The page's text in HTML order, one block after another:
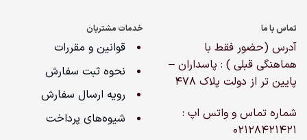
تماس با ما
آدرس (حضور فقط با
هماهنگی قبلی ) : پاسداران –
پایین تر از دولت پلاک ۴۷۸
شماره تماس و واتس اپ :
02128421421
خدمات مشتریان
قوانین و مقررات
نحوه ثبت سفارش
رویه ارسال سفارش
شیوه‌های پرداخت